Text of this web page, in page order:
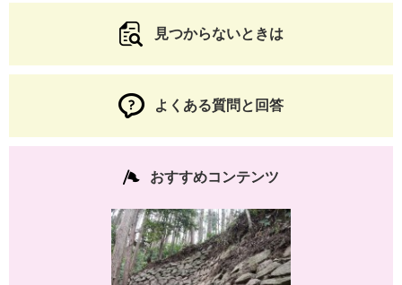
見つからないときは
よくある質問と回答
おすすめコンテンツ